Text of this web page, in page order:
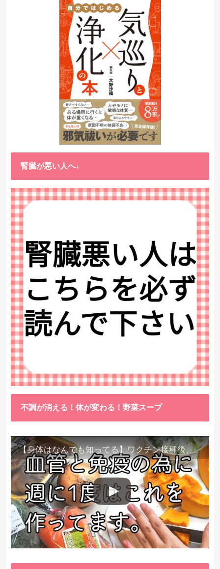
腎臓が悪い人へ↓
不調が消える！体が変わる！野菜スープ
【身体はなんでも知ってる】ワクチン接種後、異常に食べたくなった野菜が細胞回復に貢献してくれました。